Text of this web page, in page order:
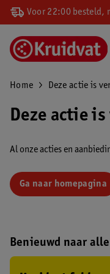
Voor 22:00 besteld,
Home Deze actie is
Deze actie
Al onze acties en
Ga naar homepagina
Benieuwd naar